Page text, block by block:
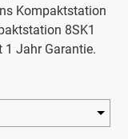
Kompaktstation
8SK1
Jahr Garantie.